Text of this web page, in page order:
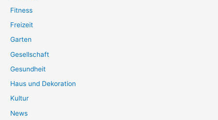
Fitness
Freizeit
Garten
Gesellschaft
Gesundheit
Haus und Dekoration
Kultur
News